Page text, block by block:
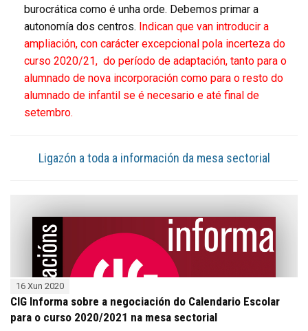
burocrática como é unha orde. Debemos primar a
autonomía dos centros. Indican que van introducir a
ampliación, con carácter excepcional pola incerteza do
curso 2020/21, do período de adaptación, tanto para o
alumnado de nova incorporación como para o resto do
alumnado de infantil se é necesario e até final de
setembro.
Ligazón a toda a información da mesa sectorial
16 Xun 2020
CIG Informa sobre a negociación do Calendario Escolar
para o curso 2020/2021 na mesa sectorial